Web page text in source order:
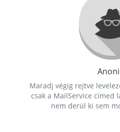
Maradj végig rejtve
csak a MailService címed
nem derül ki sem